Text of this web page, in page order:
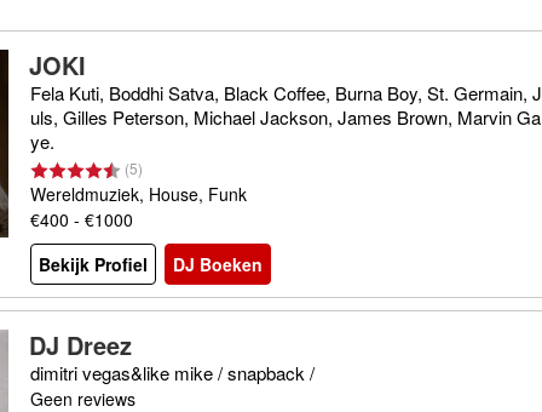
JOKI
Fela Kuti, Boddhi Satva, Black Coffee, Burna Boy, St. Germain, J
uls, Gilles Peterson, Michael Jackson, James Brown, Marvin Ga
ye.
(5)
Wereldmuziek, House, Funk
€400 - €1000
Bekijk Profiel
DJ Boeken
DJ Dreez
dimitri vegas&like mike / snapback /
Geen reviews